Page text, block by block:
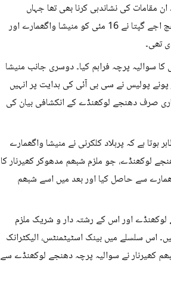
کی نشاندہی کرنا بھی تھا جہاں
مخصوص امیدواروں کو امتحان سے قبل سوالات فراہم کیے گئے۔ خصوصی جج اجے گپتا نے 16 مئی کو منیشا واگھمارے اور
سوالیہ پرچہ فراہم کیا۔ دوسری جانب منیشا
پولیس نے سی بی آئی کی ہدایت پر انہیں
صرف دھنجے لوکھنڈے کے انکشافی بیان کی
ہے کہ پرہلاد کلکرنی نے منیشا واگھمارے
لوکھنڈے، جو ملزم شبھم مدھوکر کھیرنار کا
منیشا واگھمارے سے حاصل کیا اور بعد میں اسے شبھم
اور اس کے رشتہ دار و شریک ملزم
سامنے آئی ہیں۔ اس سلسلے میں بینک اسٹیٹمنٹس، الیکٹرانک
کھیرنار نے سوالیہ پرچہ دھنجے لوکھنڈے سے